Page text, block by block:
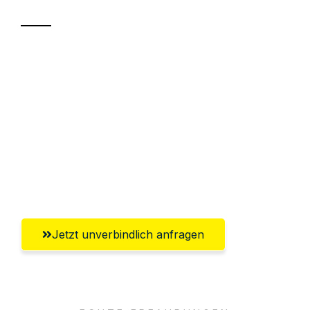
Jetzt unverbindlich anfragen